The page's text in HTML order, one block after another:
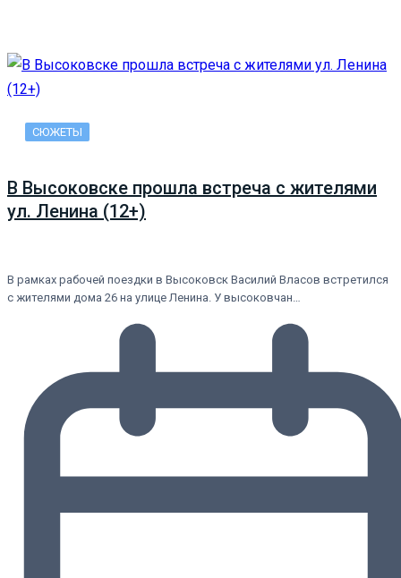
СЮЖЕТЫ
В Высоковске прошла встреча с жителями
ул. Ленина (12+)
В рамках рабочей поездки в Высоковск Василий Власов встретился
с жителями дома 26 на улице Ленина. У высоковчан…